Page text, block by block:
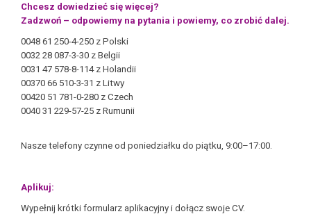
Chcesz dowiedzieć się więcej?
Zadzwoń – odpowiemy na pytania i powiemy, co zrobić dalej.
0048 61 250-4-250 z Polski
0032 28 087-3-30 z Belgii
0031 47 578-8-114 z Holandii
00370 66 510-3-31 z Litwy
00420 51 781-0-280 z Czech
0040 31 229-57-25 z Rumunii
Nasze telefony czynne od poniedziałku do piątku, 9:00–17:00.
Aplikuj:
Wypełnij krótki formularz aplikacyjny i dołącz swoje CV.